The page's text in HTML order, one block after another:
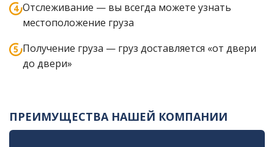
Отслеживание — вы всегда можете узнать
местоположение груза
Получение груза — груз доставляется «от двери
до двери»
ПРЕИМУЩЕСТВА НАШЕЙ КОМПАНИИ